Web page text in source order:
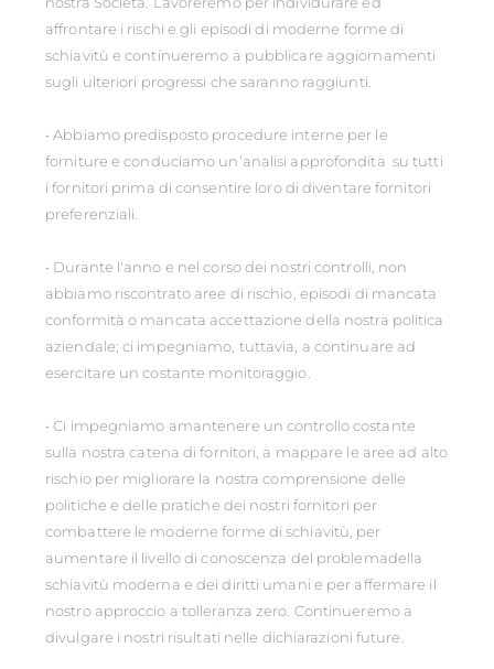
affrontare i rischi e gli episodi di moderne forme di
schiavitù e continueremo a pubblicare aggiornamenti
sugli ulteriori progressi che saranno raggiunti.
• Abbiamo predisposto procedure interne per le
forniture e conduciamo un’analisi approfondita su tutti
i fornitori prima di consentire loro di diventare fornitori
preferenziali.
• Durante l'anno e nel corso dei nostri controlli, non
abbiamo riscontrato aree di rischio, episodi di mancata
conformità o mancata accettazione della nostra politica
aziendale; ci impegniamo, tuttavia, a continuare ad
esercitare un costante monitoraggio.
• Ci impegniamo amantenere un controllo costante
sulla nostra catena di fornitori, a mappare le aree ad alto
rischio per migliorare la nostra comprensione delle
politiche e delle pratiche dei nostri fornitori per
combattere le moderne forme di schiavitù, per
aumentare il livello di conoscenza del problemadella
schiavitù moderna e dei diritti umani e per affermare il
nostro approccio a tolleranza zero. Continueremo a
divulgare i nostri risultati nelle dichiarazioni future.